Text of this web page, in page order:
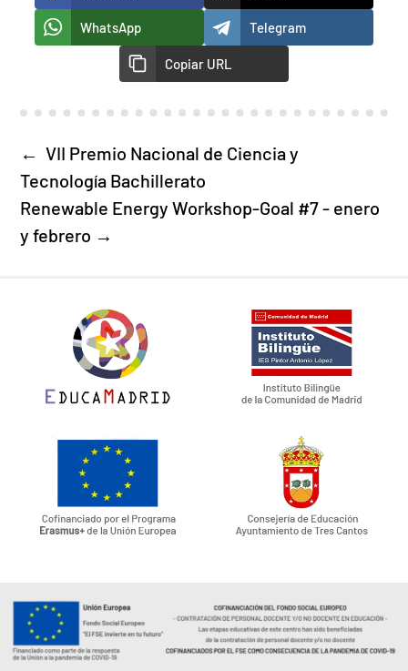
WhatsApp Telegram
Copiar URL
← VII Premio Nacional de Ciencia y
Tecnología Bachillerato
Renewable Energy Workshop-Goal #7 - enero
y febrero →